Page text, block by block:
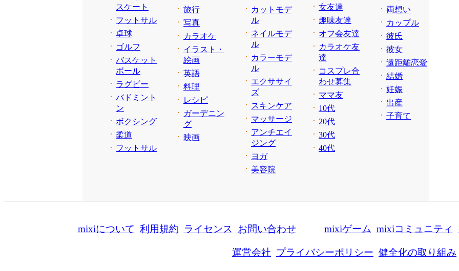
スケート
フットサル
卓球
ゴルフ
バスケット
ボール
ラグビー
バドミント
ン
ボクシング
柔道
フットサル
旅行
写真
カラオケ
イラスト・
絵画
英語
料理
レシピ
ガーデニン
グ
映画
カットモデ
ル
ネイルモデ
ル
カラーモデ
ル
エクササイ
ズ
スキンケア
マッサージ
アンチエイ
ジング
ヨガ
美容院
女友達
趣味友達
オフ会友達
カラオケ友
達
コスプレ合
わせ募集
ママ友
10代
20代
30代
40代
両想い
カップル
彼氏
彼女
遠距離恋愛
結婚
妊娠
出産
子育て
mixiについて 利用規約 ライセンス お問い合わせ mixiゲーム mixiコミュニティ
運営会社 プライバシーポリシー 健全化の取り組み